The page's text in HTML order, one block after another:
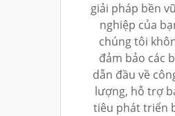
giải pháp bền
nghiệp của
chúng tôi
đảm bảo các
dẫn đầu về
lượng, hỗ trợ
tiêu phát triển